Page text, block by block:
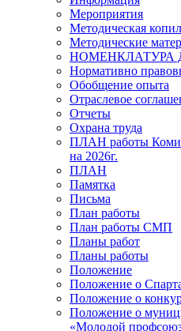
Мероприятия
Методическая
Методические
НОМЕНКЛАТУРА
Нормативно
Обобщение опыта
Отраслевое
Отчеты
Охрана труда
ПЛАН работы
на 2026г.
ПЛАН
Памятка
Письма
План работы
План работы СМП
Планы работ
Планы работы
Положение
Положение о
Положение о
Положение о
«Молодой